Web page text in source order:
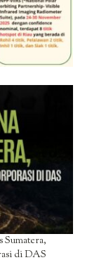
Sumatera,
di DAS